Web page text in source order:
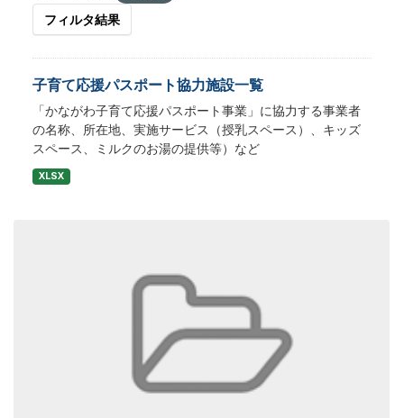
フィルタ結果
子育て応援パスポート協力施設一覧
「かながわ子育て応援パスポート事業」に協力する事業者
の名称、所在地、実施サービス（授乳スペース）、キッズ
スペース、ミルクのお湯の提供等）など
XLSX